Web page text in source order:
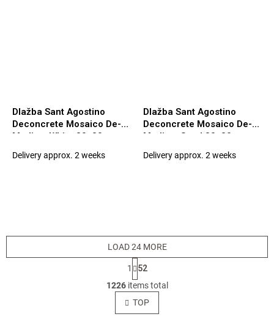
Dlažba Sant Agostino
Deconcrete Mosaico De-
Medium White 30x30
Delivery approx. 2 weeks
Dlažba Sant Agostino
Deconcrete Mosaico De-
Medium Sand 30x30
Delivery approx. 2 weeks
L
i
s
t
LOAD 24 MORE
P
a
g
i
n
a
1
52
1226items total
TOP